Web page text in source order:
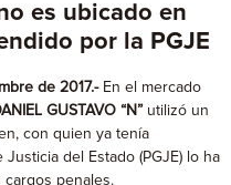
es ubicado en
por la PGJE
de 2017.-En el mercado
GUSTAVO “N” utilizó un
con quien ya tenía
del Estado (PGJE) lo ha
penales.